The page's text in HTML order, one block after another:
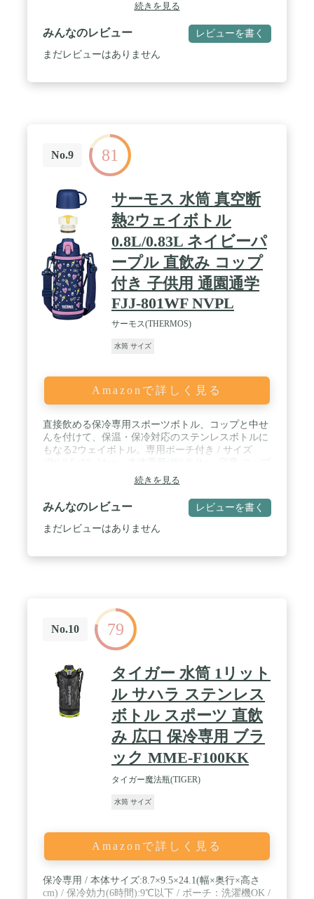
ル」で、おでかけ時の持ち運びに最適。 / 容
量:MMZ-K035 0.35L、MMZ-K050 0.5L、MMZ-K060
0.6L / 保温効力(6時間):MMZ-K035 69度以上、MMZ-
K050 74度以上、MMZ-K060 76度以上 / SIAA(抗菌製
続きを見る
みんなのレビュー レビューを書く
まだレビューはありません
No.9 81
サーモス 水筒 真空断
熱2ウェイボトル
0.8L/0.83L ネイビーパ
ープル 直飲み コップ
付き 子供用 通園通学
FJJ-801WF NVPL
サーモス(THERMOS)
水筒 サイズ
Amazonで詳しく見る
直接飲める保冷専用スポーツボトル、コップと中せ
んを付けて、保温・保冷対応のステンレスボトルに
もなる2ウェイボトル。専用ポーチ付き / サイズ
使用時/800ml、キャップユニット使用時/830ml / 原
産国:マレーシア / 保温効力:(中せん使用時)72℃以上
(6時間)/保冷効力:(キャップユニット使用時)9℃以下
(6時間) / 素材・材質:内びん:ステンレス鋼 / 胴部:ス
テンレス鋼(アクリル樹脂塗装) / コップ、中せん、
続きを見る
みんなのレビュー レビューを書く
まだレビューはありません
No.10 79
タイガー 水筒 1リット
ル サハラ ステンレス
ボトル スポーツ 直飲
み 広口 保冷専用 ブラ
ック MME-F100KK
タイガー魔法瓶(TIGER)
水筒 サイズ
Amazonで詳しく見る
保冷専用 / 本体サイズ:8.7×9.5×24.1(幅×奥行×高さ
cm) / 保冷効力(6時間):9℃以下 / ポーチ：洗濯機OK /